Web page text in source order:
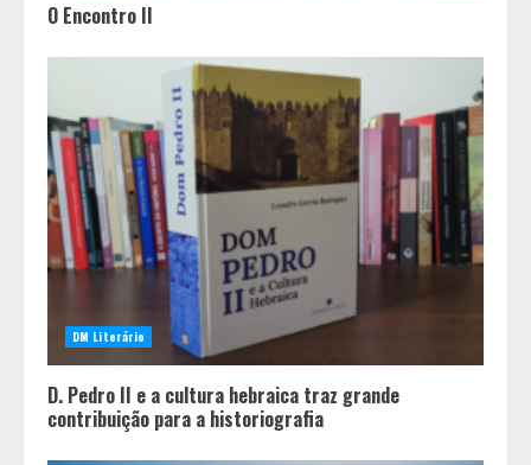
O Encontro II
DM Literário
D. Pedro II e a cultura hebraica traz grande
contribuição para a historiografia